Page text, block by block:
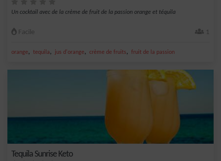
Un cocktail avec de la crème de fruit de la passion orange et téquila
Facile 1
orange, tequila, jus d'orange, crème de fruits, fruit de la passion
Tequila Sunrise Keto